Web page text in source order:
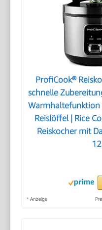
ProfiCook®
schnelle
Warmhaltefunktion
Reislöffel | Rice
Reiskocher mit
* Anzeige